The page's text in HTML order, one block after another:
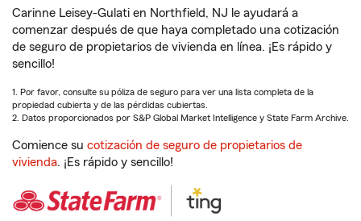
Carinne Leisey-Gulati en Northfield, NJ le ayudará a
comenzar después de que haya completado una cotización
de seguro de propietarios de vivienda en línea. ¡Es rápido y
sencillo!
1. Por favor, consulte su póliza de seguro para ver una lista completa de la
propiedad cubierta y de las pérdidas cubiertas.
2. Datos proporcionados por S&P Global Market Intelligence y State Farm Archive.
Comience su cotización de seguro de propietarios de
vivienda. ¡Es rápido y sencillo!